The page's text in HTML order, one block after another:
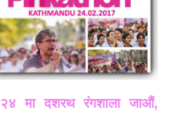
मा दशरथ रंगशाला जाऔं,